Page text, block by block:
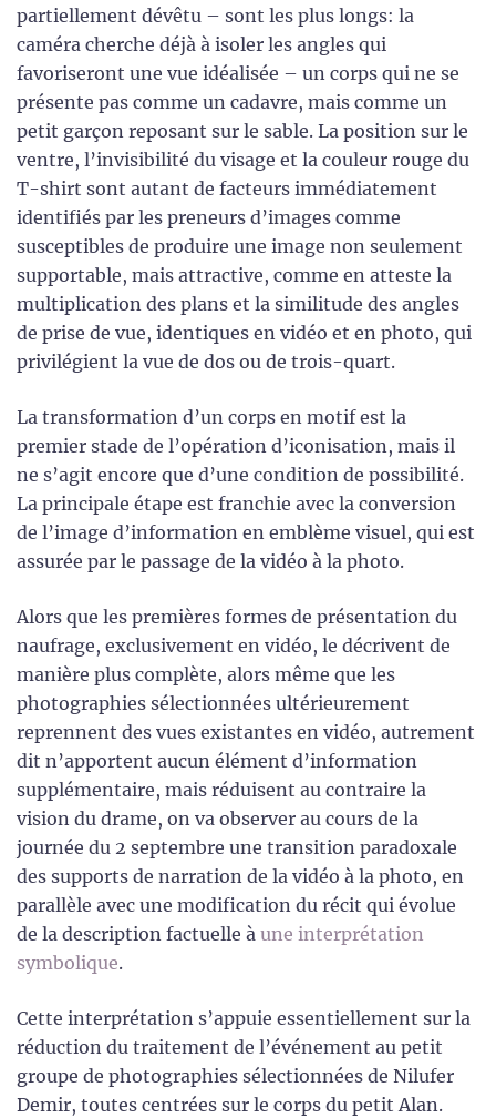
partiellement dévêtu – sont les plus longs: la
caméra cherche déjà à isoler les angles qui
favoriseront une vue idéalisée – un corps qui ne se
présente pas comme un cadavre, mais comme un
petit garçon reposant sur le sable. La position sur le
ventre, l’invisibilité du visage et la couleur rouge du
T-shirt sont autant de facteurs immédiatement
identifiés par les preneurs d’images comme
susceptibles de produire une image non seulement
supportable, mais attractive, comme en atteste la
multiplication des plans et la similitude des angles
de prise de vue, identiques en vidéo et en photo, qui
privilégient la vue de dos ou de trois-quart.
La transformation d’un corps en motif est la
premier stade de l’opération d’iconisation, mais il
ne s’agit encore que d’une condition de possibilité.
La principale étape est franchie avec la conversion
de l’image d’information en emblème visuel, qui est
assurée par le passage de la vidéo à la photo.
Alors que les premières formes de présentation du
naufrage, exclusivement en vidéo, le décrivent de
manière plus complète, alors même que les
photographies sélectionnées ultérieurement
reprennent des vues existantes en vidéo, autrement
dit n’apportent aucun élément d’information
supplémentaire, mais réduisent au contraire la
vision du drame, on va observer au cours de la
journée du 2 septembre une transition paradoxale
des supports de narration de la vidéo à la photo, en
parallèle avec une modification du récit qui évolue
de la description factuelle à une interprétation
symbolique.
Cette interprétation s’appuie essentiellement sur la
réduction du traitement de l’événement au petit
groupe de photographies sélectionnées de Nilufer
Demir, toutes centrées sur le corps du petit Alan.